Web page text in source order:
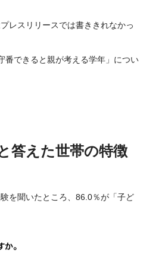
レスリリースでは書ききれなかっ
番できると親が考える学年」につい
答えた世帯の特徴
を聞いたところ、86.0％が「子ど